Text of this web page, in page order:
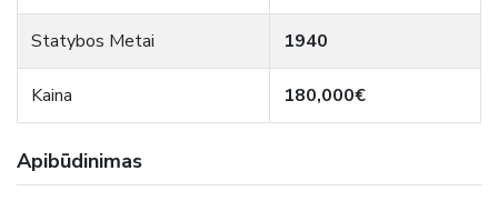
Statybos Metai 1940
Kaina 180,000€
Apibūdinimas